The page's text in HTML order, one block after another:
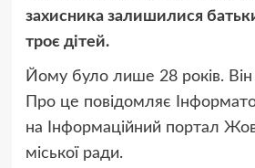
захисника залишилися
троє дітей.
Йому було лише 28 років.
Про це повідомляє
на Інформаційний портал
міської ради.